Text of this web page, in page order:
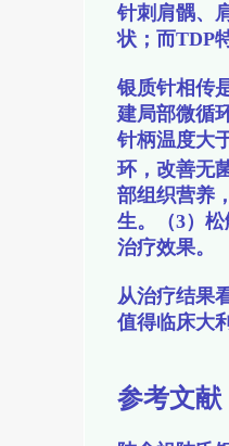
针刺肩髃、
状；而TDP
银质针相传
建局部微循
针柄温度大
环，改善无
部组织营养
生。（3）
治疗效果。
从治疗结果
值得临床大
参考文献